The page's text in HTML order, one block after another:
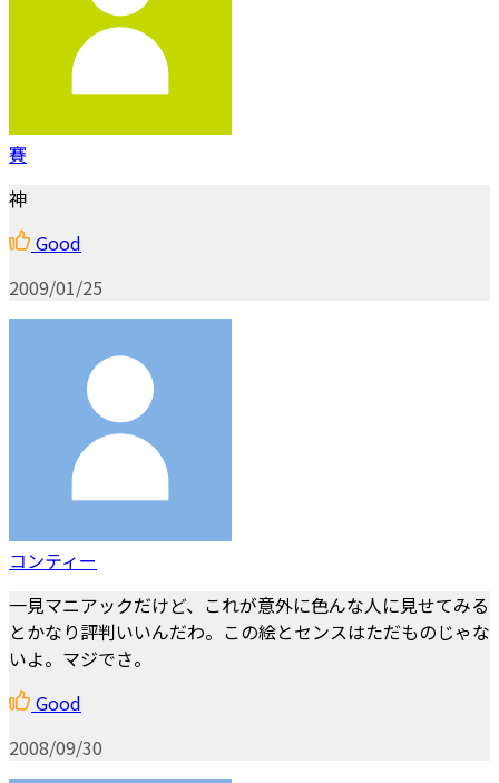
賽
神
Good
2009/01/25
コンティー
一見マニアックだけど、これが意外に色んな人に見せてみる
とかなり評判いいんだわ。この絵とセンスはただものじゃな
いよ。マジでさ。
Good
2008/09/30